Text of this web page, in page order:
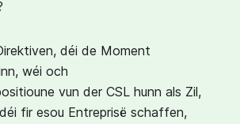
déi de Moment
wéi och
vun der CSL hunn als Zil,
fir esou Entreprisë schaffen,